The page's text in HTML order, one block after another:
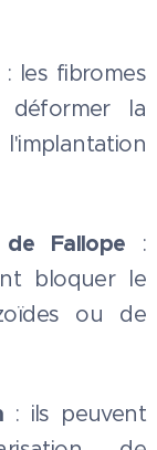
: les fibromes
déformer la
Fallope :
bloquer le
ou de
: ils peuvent